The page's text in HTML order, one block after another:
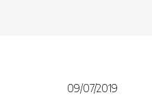
09/07/2019